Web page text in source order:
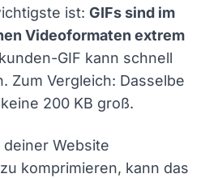
ist: GIFs sind im
Videoformaten extrem
GIF kann schnell
Zum Vergleich: Dasselbe
200 KB groß.
deiner Website
komprimieren, kann das